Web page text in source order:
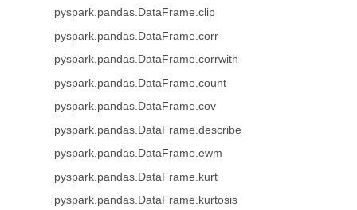
pyspark.pandas.DataFrame.clip
pyspark.pandas.DataFrame.corr
pyspark.pandas.DataFrame.corrwith
pyspark.pandas.DataFrame.count
pyspark.pandas.DataFrame.cov
pyspark.pandas.DataFrame.describe
pyspark.pandas.DataFrame.ewm
pyspark.pandas.DataFrame.kurt
pyspark.pandas.DataFrame.kurtosis